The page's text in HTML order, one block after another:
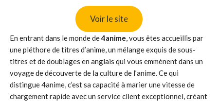
Voir le site
En entrant dans le monde de4anime, vous êtes accueillis par
une pléthore de titres d’anime, un mélange exquis de sous-
titres et de doublages en anglais qui vous emmènent dans un
voyage de découverte de la culture de l’anime. Ce qui
distingue 4anime, c’est sa capacité à marier une vitesse de
chargement rapide avec un service client exceptionnel, créant